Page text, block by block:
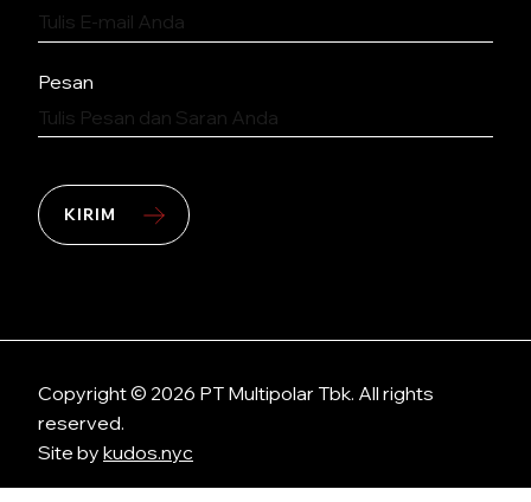
Pesan
KIRIM
Copyright © 2026 PT Multipolar Tbk. All rights
reserved.
Site by kudos.nyc